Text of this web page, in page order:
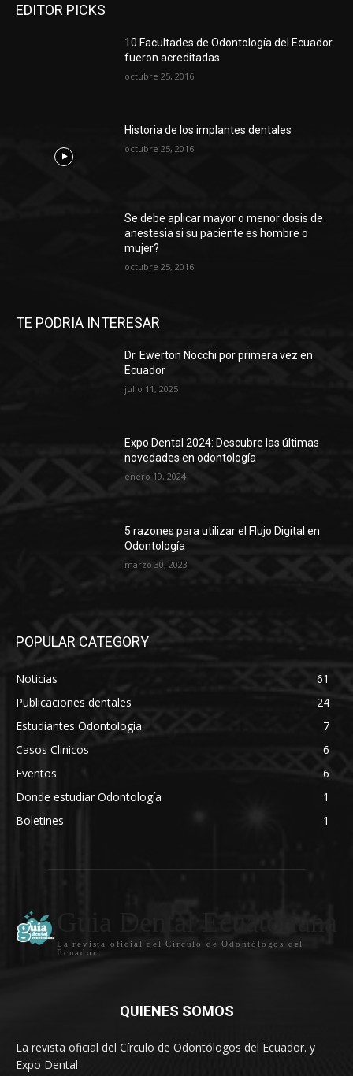
EDITOR PICKS
10 Facultades de Odontología del Ecuador
fueron acreditadas
octubre 25, 2016
Historia de los implantes dentales
octubre 25, 2016
Se debe aplicar mayor o menor dosis de
anestesia si su paciente es hombre o
mujer?
octubre 25, 2016
TE PODRIA INTERESAR
Dr. Ewerton Nocchi por primera vez en
Ecuador
julio 11, 2025
Expo Dental 2024: Descubre las últimas
novedades en odontología
enero 19, 2024
5 razones para utilizar el Flujo Digital en
Odontología
marzo 30, 2023
POPULAR CATEGORY
Noticias
61
Publicaciones dentales
24
Estudiantes Odontologia
7
Casos Clinicos
6
Eventos
6
Donde estudiar Odontología
1
Boletines
1
Guia Dental Ecuatoriana
La revista oficial del Círculo de Odontólogos del
Ecuador.
QUIENES SOMOS
La revista oficial del Círculo de Odontólogos del Ecuador. y
Expo Dental